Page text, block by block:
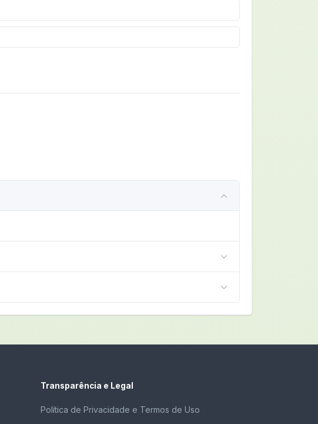
Transparência e Legal
Política de Privacidade e Termos de Uso